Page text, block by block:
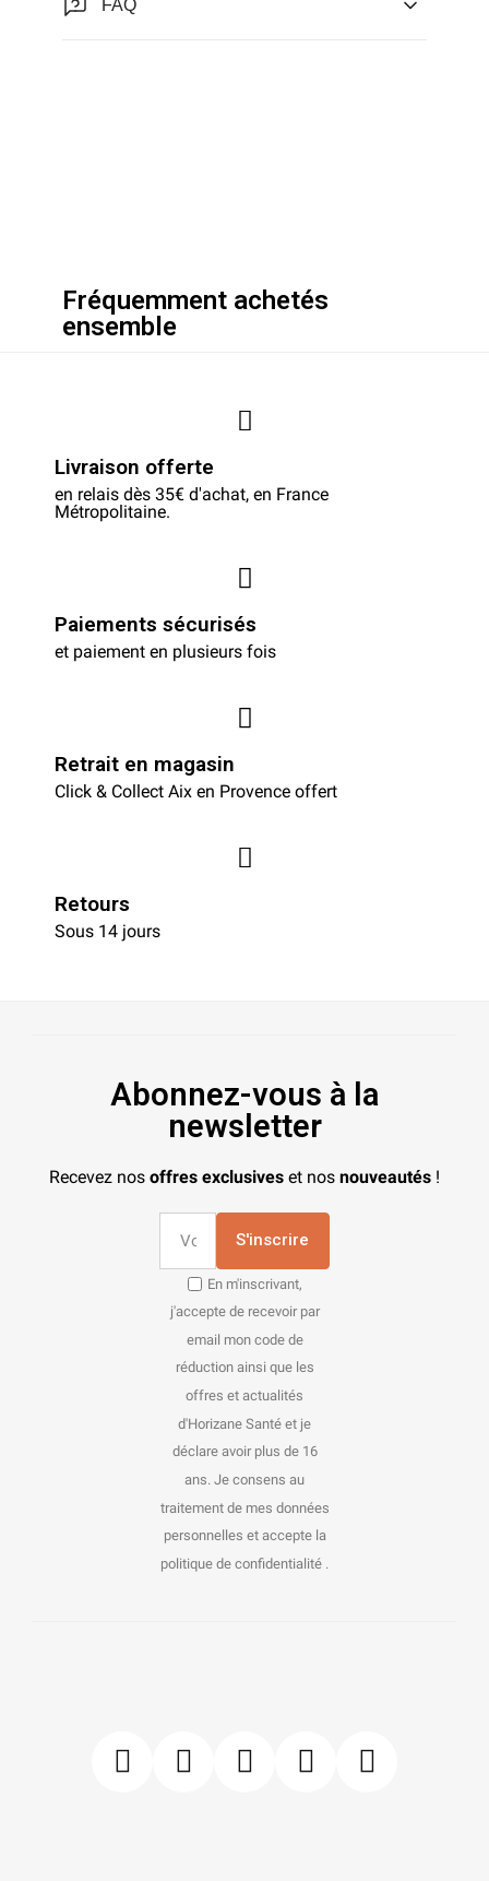
FAQ
Fréquemment achetés
ensemble
Livraison offerte
en relais dès 35€ d'achat, en France
Métropolitaine.
Paiements sécurisés
et paiement en plusieurs fois
Retrait en magasin
Click & Collect Aix en Provence offert
Retours
Sous 14 jours
Abonnez-vous à la
newsletter
Recevez nos offres exclusives et nos nouveautés !
S'inscrire
En m'inscrivant,
j'accepte de recevoir par
email mon code de
réduction ainsi que les
offres et actualités
d'Horizane Santé et je
déclare avoir plus de 16
ans. Je consens au
traitement de mes données
personnelles et accepte la
politique de confidentialité .